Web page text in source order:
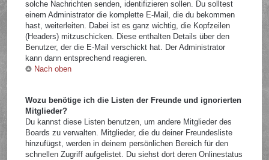
solche Nachrichten senden, identifizieren sollen. Du solltest
einem Administrator die komplette E-Mail, die du bekommen
hast, weiterleiten. Dabei ist es ganz wichtig, die Kopfzeilen
(Headers) mitzuschicken. Diese enthalten Details über den
Benutzer, der die E-Mail verschickt hat. Der Administrator
kann dann entsprechend reagieren.
Nach oben
Wozu benötige ich die Listen der Freunde und ignorierten
Mitglieder?
Du kannst diese Listen benutzen, um andere Mitglieder des
Boards zu verwalten. Mitglieder, die du deiner Freundesliste
hinzufügst, werden in deinem persönlichen Bereich für den
schnellen Zugriff aufgelistet. Du siehst dort deren Onlinestatus